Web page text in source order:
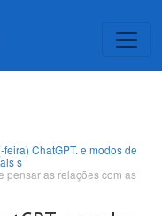
ChatGPT. e modos de
s
pensar as relações com as